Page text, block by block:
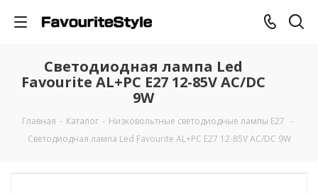
Светодиодная лампа Led
Favourite AL+PC E27 12-85V AC/DC
9W
Главная - Каталог - Низковольтные светодиодные лампы E27 -
Светодиодная лампа Led Favourite AL+PC E27 12-85V AC/DC 9W